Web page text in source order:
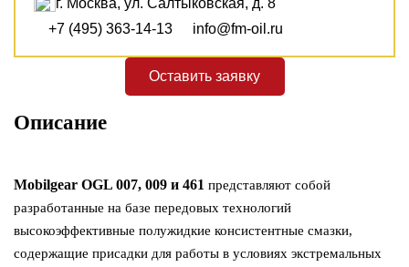
+7 (495) 363-14-13
info@fm-oil.ru
Оставить заявку
Описание
Mobilgear OGL 007, 009 и 461 представляют собой
разработанные на базе передовых технологий
высокоэффективные полужидкие консистентные смазки,
содержащие присадки для работы в условиях экстремальных